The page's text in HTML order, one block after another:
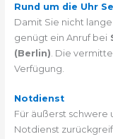
Rund um die Uhr
Damit Sie nicht
genügt ein Anruf bei
(Berlin) . Die
Verfügung.
Notdienst
Für äußerst schwere
Notdienst